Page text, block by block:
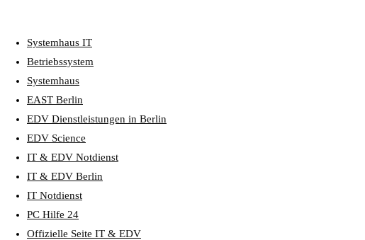
Systemhaus IT
Betriebssystem
Systemhaus
EAST Berlin
EDV Dienstleistungen in Berlin
EDV Science
IT & EDV Notdienst
IT & EDV Berlin
IT Notdienst
PC Hilfe 24
Offizielle Seite IT & EDV